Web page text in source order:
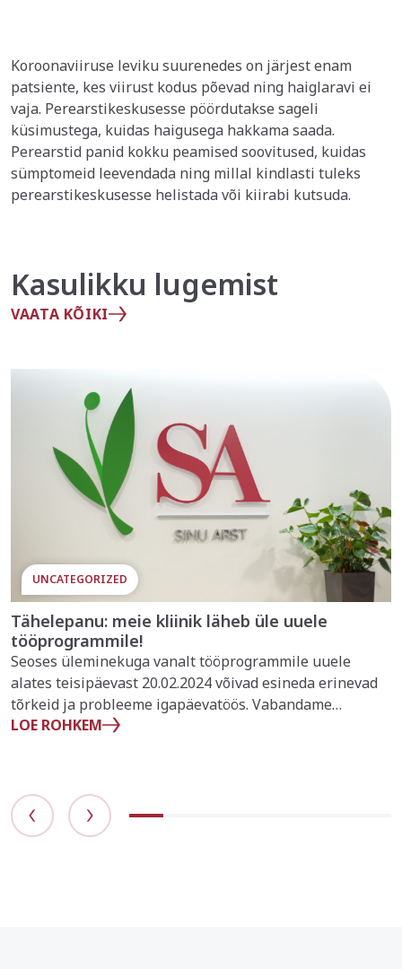
Koroonaviiruse leviku suurenedes on järjest enam
patsiente, kes viirust kodus põevad ning haiglaravi ei
vaja. Perearstikeskusesse pöördutakse sageli
küsimustega, kuidas haigusega hakkama saada.
Perearstid panid kokku peamised soovitused, kuidas
sümptomeid leevendada ning millal kindlasti tuleks
perearstikeskusesse helistada või kiirabi kutsuda.
Kasulikku lugemist
VAATA KÕIKI
UNCATEGORIZED
Tähelepanu: meie kliinik läheb üle uuele
tööprogrammile!
Seoses üleminekuga vanalt tööprogrammile uuele
alates teisipäevast 20.02.2024 võivad esineda erinevad
tõrkeid ja probleeme igapäevatöös. Vabandame
ebamugavuste pärast! Probleemide korral palun
LOE ROHKEM